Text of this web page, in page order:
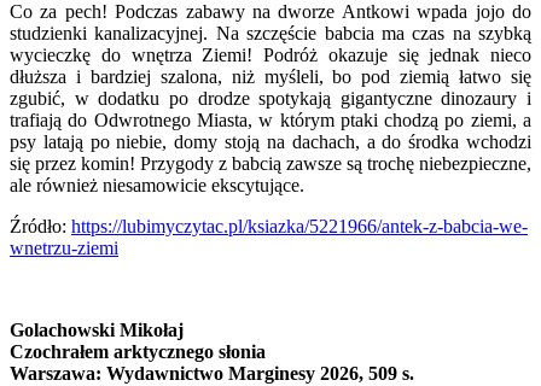
Co za pech! Podczas zabawy na dworze Antkowi wpada jojo do
studzienki kanalizacyjnej. Na szczęście babcia ma czas na szybką
wycieczkę do wnętrza Ziemi! Podróż okazuje się jednak nieco
dłuższa i bardziej szalona, niż myśleli, bo pod ziemią łatwo się
zgubić, w dodatku po drodze spotykają gigantyczne dinozaury i
trafiają do Odwrotnego Miasta, w którym ptaki chodzą po ziemi, a
psy latają po niebie, domy stoją na dachach, a do środka wchodzi
się przez komin! Przygody z babcią zawsze są trochę niebezpieczne,
ale również niesamowicie ekscytujące.
Źródło: https://lubimyczytac.pl/ksiazka/5221966/antek-z-babcia-we-
wnetrzu-ziemi
Golachowski Mikołaj
Czochrałem arktycznego słonia
Warszawa: Wydawnictwo Marginesy 2026, 509 s.